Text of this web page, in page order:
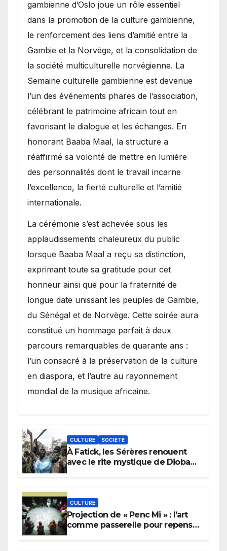
gambienne d’Oslo joue un rôle essentiel
dans la promotion de la culture gambienne,
le renforcement des liens d’amitié entre la
Gambie et la Norvège, et la consolidation de
la société multiculturelle norvégienne. La
Semaine culturelle gambienne est devenue
l’un des événements phares de l’association,
célébrant le patrimoine africain tout en
favorisant le dialogue et les échanges. En
honorant Baaba Maal, la structure a
réaffirmé sa volonté de mettre en lumière
des personnalités dont le travail incarne
l’excellence, la fierté culturelle et l’amitié
internationale.
​La cérémonie s’est achevée sous les
applaudissements chaleureux du public
lorsque Baaba Maal a reçu sa distinction,
exprimant toute sa gratitude pour cet
honneur ainsi que pour la fraternité de
longue date unissant les peuples de Gambie,
du Sénégal et de Norvège. Cette soirée aura
constitué un hommage parfait à deux
parcours remarquables de quarante ans :
l’un consacré à la préservation de la culture
en diaspora, et l’autre au rayonnement
mondial de la musique africaine.
CULTURE SOCIÉTÉ
À Fatick, les Sérères renouent
avec le rite mystique de Diobaye
CULTURE
Projection de « Penc Mi » : l’art
comme passerelle pour repenser